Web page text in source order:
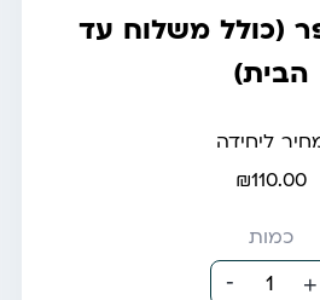
(כולל משלוח עד
הבית)
ליחידה
₪110.00
כמות
+
1
-